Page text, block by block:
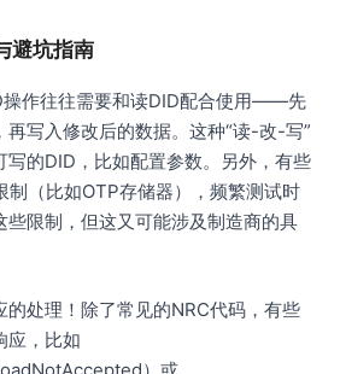
避坑指南
操作往往需要和读DID配合使用——先
写入修改后的数据。这种“读-改-写”
写的DID，比如配置参数。另外，有些
制（比如OTP存储器），频繁测试时
些限制，但这又可能涉及制造商的具
的处理！除了常见的NRC代码，有些
应，比如